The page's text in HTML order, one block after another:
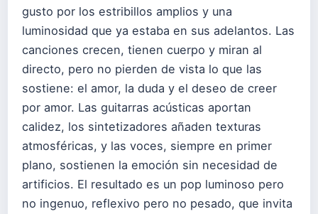
gusto por los estribillos amplios y una
luminosidad que ya estaba en sus adelantos. Las
canciones crecen, tienen cuerpo y miran al
directo, pero no pierden de vista lo que las
sostiene: el amor, la duda y el deseo de creer
por amor. Las guitarras acústicas aportan
calidez, los sintetizadores añaden texturas
atmosféricas, y las voces, siempre en primer
plano, sostienen la emoción sin necesidad de
artificios. El resultado es un pop luminoso pero
no ingenuo, reflexivo pero no pesado, que invita